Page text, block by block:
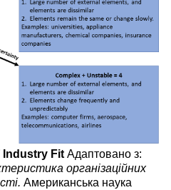
Industry Fit Адаптовано з:
організаційних
Американська наука